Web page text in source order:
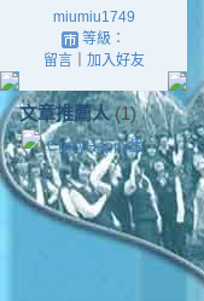
miumiu1749
等級：
留言｜ 加入好友
文章推薦人(1)
CrazyHappy蟲